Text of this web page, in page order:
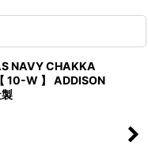
NAVY CHAKKA
10-W 】 ADDISON